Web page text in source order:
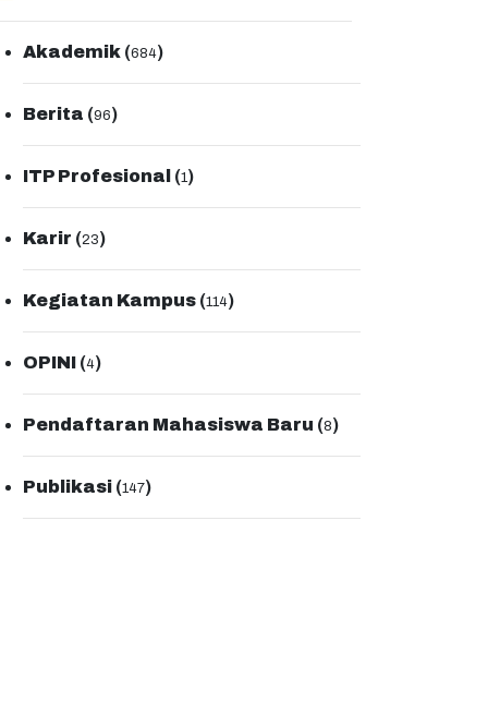
Akademik (684)
Berita (96)
ITP Profesional (1)
Karir (23)
Kegiatan Kampus (114)
OPINI (4)
Pendaftaran Mahasiswa Baru (8)
Publikasi (147)